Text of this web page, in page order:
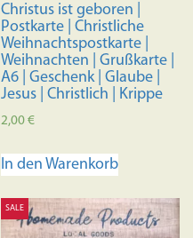
Christus ist geboren |
Postkarte | Christliche
Weihnachtspostkarte |
Weihnachten | Grußkarte |
A6 | Geschenk | Glaube |
Jesus | Christlich | Krippe
2,00€
In den Warenkorb
SALE